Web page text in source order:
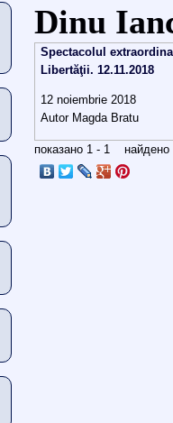
Вы здесь
Dinu
Spectacolul
Libertăţii. 12.11.2018
12 noiembrie 2018
Autor Magda Bratu
показано 1 - 1 найдено